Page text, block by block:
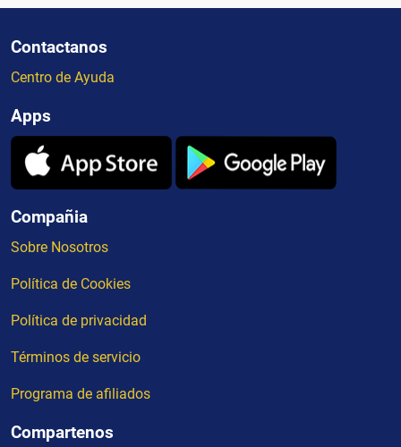
Contactanos
Centro de Ayuda
Apps
Compañia
Sobre Nosotros
Política de Cookies
Política de privacidad
Términos de servicio
Programa de afiliados
Compartenos